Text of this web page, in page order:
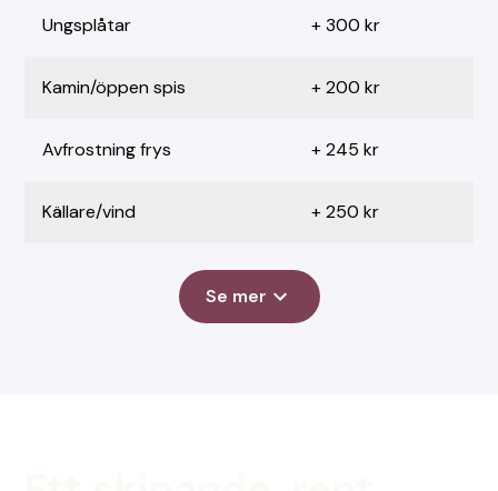
Ungsplåtar + 300 kr
Kamin/öppen spis + 200 kr
Avfrostning frys + 245 kr
Källare/vind + 250 kr
Se mer